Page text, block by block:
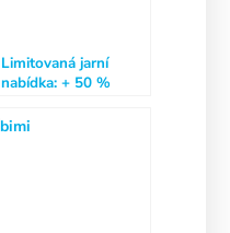
Limitovaná jarní
nabídka: + 50 %